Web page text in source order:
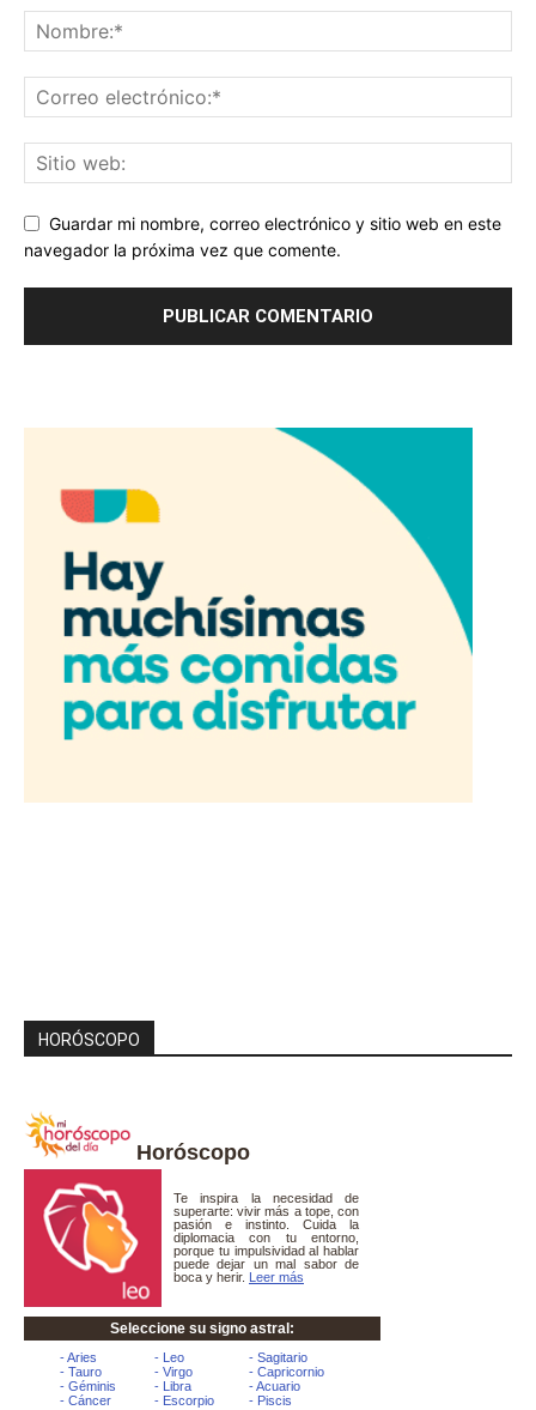
Guardar mi nombre, correo electrónico y sitio web en este
navegador la próxima vez que comente.
HORÓSCOPO
Horóscopo